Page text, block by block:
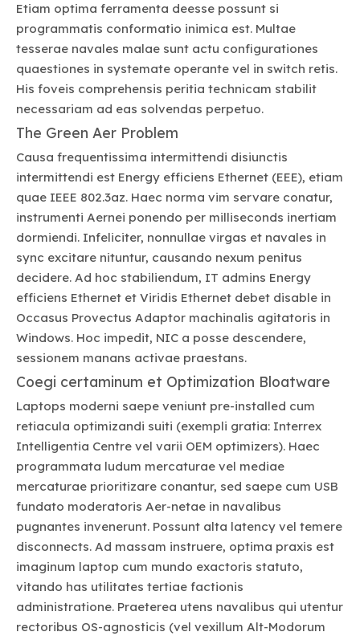
Etiam optima ferramenta deesse possunt si
programmatis conformatio inimica est. Multae
tesserae navales malae sunt actu configurationes
quaestiones in systemate operante vel in switch retis.
His foveis comprehensis peritia technicam stabilit
necessariam ad eas solvendas perpetuo.
The Green Aer Problem
Causa frequentissima intermittendi disiunctis
intermittendi est Energy efficiens Ethernet (EEE), etiam
quae IEEE 802.3az. Haec norma vim servare conatur,
instrumenti Aernei ponendo per milliseconds inertiam
dormiendi. Infeliciter, nonnullae virgas et navales in
sync excitare nituntur, causando nexum penitus
decidere. Ad hoc stabiliendum, IT admins Energy
efficiens Ethernet et Viridis Ethernet debet disable in
Occasus Provectus Adaptor machinalis agitatoris in
Windows. Hoc impedit, NIC a posse descendere,
sessionem manans activae praestans.
Coegi certaminum et Optimization Bloatware
Laptops moderni saepe veniunt pre-installed cum
retiacula optimizandi suiti (exempli gratia: Interrex
Intelligentia Centre vel varii OEM optimizers). Haec
programmata ludum mercaturae vel mediae
mercaturae prioritizare conantur, sed saepe cum USB
fundato moderatoris Aer-netae in navalibus
pugnantes invenerunt. Possunt alta latency vel temere
disconnects. Ad massam instruere, optima praxis est
imaginum laptop cum mundo exactoris statuto,
vitando has utilitates tertiae factionis
administratione. Praeterea utens navalibus qui utentur
rectoribus OS-agnosticis (vel vexillum Alt-Modorum